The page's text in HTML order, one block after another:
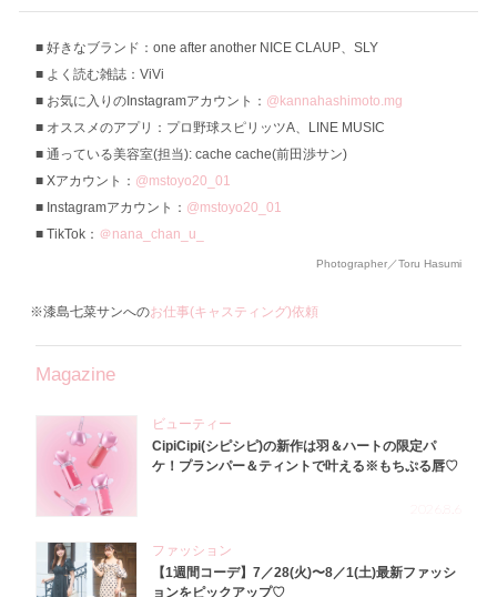
好きなブランド：one after another NICE CLAUP、SLY
よく読む雑誌：ViVi
お気に入りのInstagramアカウント： @kannahashimoto.mg
オススメのアプリ：プロ野球スピリッツA、LINE MUSIC
通っている美容室(担当): cache cache(前田渉サン)
Xアカウント： @mstoyo20_01
Instagramアカウント： @mstoyo20_01
TikTok： ＠nana_chan_u_
Photographer／Toru Hasumi
※漆島七菜サンへのお仕事(キャスティング)依頼
Magazine
ビューティー
CipiCipi(シピシピ)の新作は羽＆ハートの限定パ
ケ！プランパー＆ティントで叶える※もちぷる唇♡
ファッション
【1週間コーデ】7／28(火)〜8／1(土)最新ファッシ
ョンをピックアップ♡